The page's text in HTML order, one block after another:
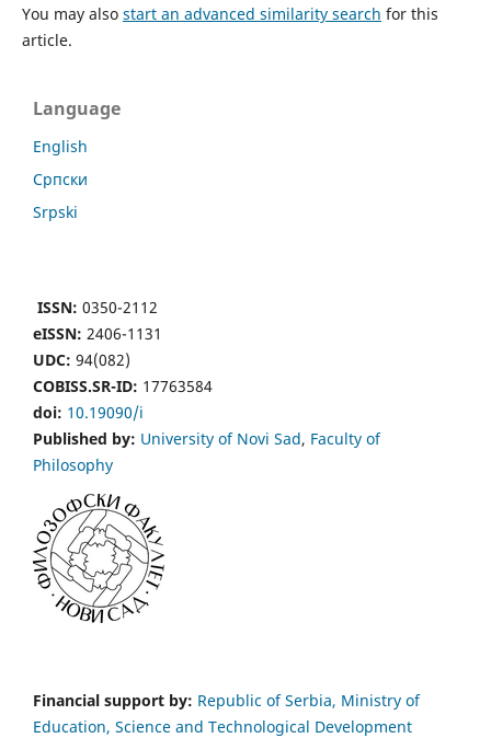
You may also start an advanced similarity search for this
article.
Language
English
Cрпски
Srpski
ISSN: 0350-2112
eISSN: 2406-1131
UDC: 94(082)
COBISS.SR-ID: 17763584
doi: 10.19090/i
Published by: University of Novi Sad, Faculty of
Philosophy
Financial support by: Republic of Serbia, Ministry of
Education, Science and Technological Development